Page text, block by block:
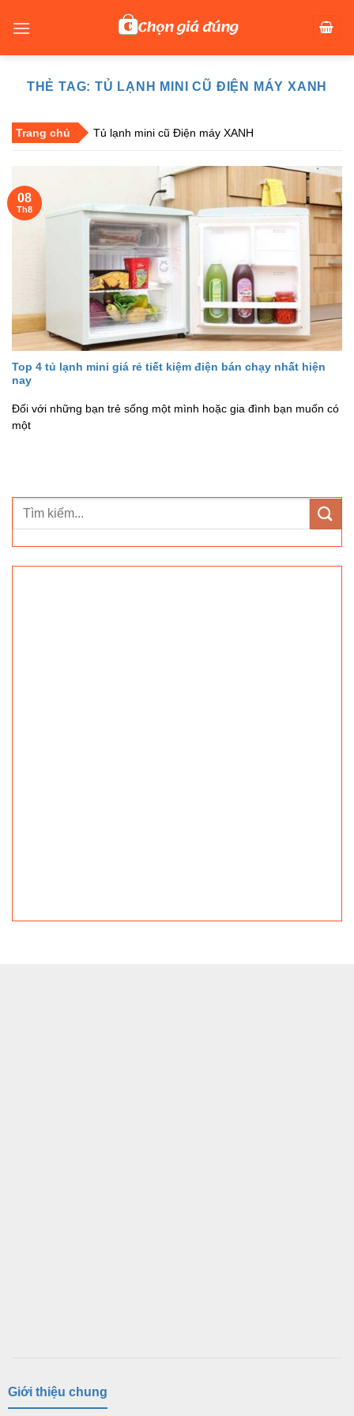
THẺ TAG: TỦ LẠNH MINI CŨ ĐIỆN MÁY XANH
Trang chủ Tủ lạnh mini cũ Điện máy XANH
Top 4 tủ lạnh mini giá rẻ tiết kiệm điện bán chạy nhất hiện
nay
Đối với những bạn trẻ sống một mình hoặc gia đình bạn muốn có
một
08
Th8
Giới thiệu chung